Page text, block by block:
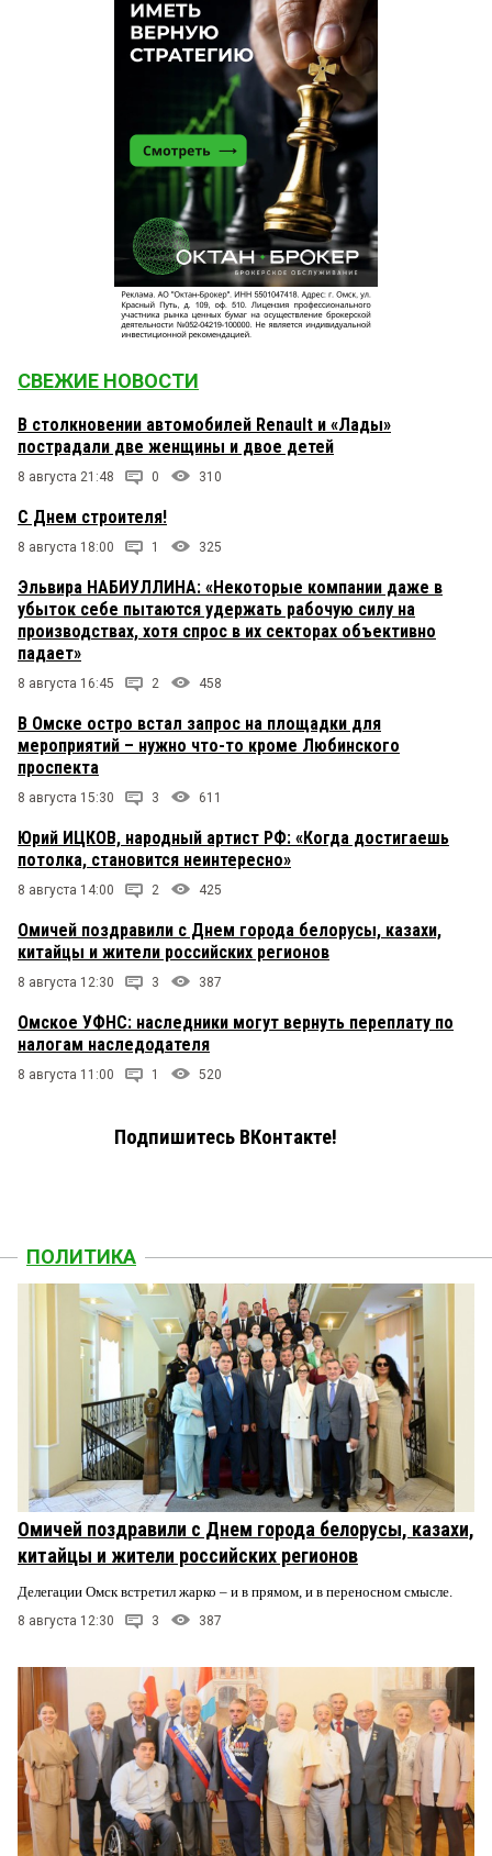
СВЕЖИЕ НОВОСТИ
В столкновении автомобилей Renault и «Лады»
пострадали две женщины и двое детей
8 августа 21:48 0 310
С Днем строителя!
8 августа 18:00 1 325
Эльвира НАБИУЛЛИНА: «Некоторые компании даже в
убыток себе пытаются удержать рабочую силу на
производствах, хотя спрос в их секторах объективно
падает»
8 августа 16:45 2 458
В Омске остро встал запрос на площадки для
мероприятий – нужно что-то кроме Любинского
проспекта
8 августа 15:30 3 611
Юрий ИЦКОВ, народный артист РФ: «Когда достигаешь
потолка, становится неинтересно»
8 августа 14:00 2 425
Омичей поздравили с Днем города белорусы, казахи,
китайцы и жители российских регионов
8 августа 12:30 3 387
Омское УФНС: наследники могут вернуть переплату по
налогам наследодателя
8 августа 11:00 1 520
Подпишитесь ВКонтакте!
ПОЛИТИКА
Омичей поздравили с Днем города белорусы, казахи,
китайцы и жители российских регионов
Делегации Омск встретил жарко – и в прямом, и в переносном смысле.
8 августа 12:30 3 387